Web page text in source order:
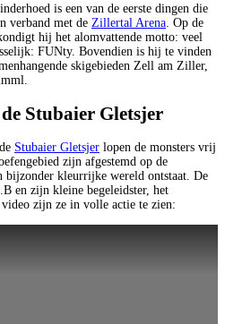
is een van de eerste dingen die
verband met de Zillertal Arena . Op de
hij het alomvattende motto: veel
FUNty. Bovendien is hij te vinden
skigebieden Zell am Ziller,
Stubaier Gletsjer
Stubaier Gletsjer lopen de monsters vrij
zijn afgestemd op de
bijzonder kleurrijke wereld ontstaat. De
en zijn kleine begeleidster, het
zijn ze in volle actie te zien: